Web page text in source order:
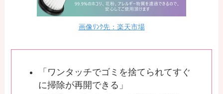
画像ﾘﾝｸ先：楽天市場
「ワンタッチでゴミを捨てられてすぐ
に掃除が再開できる」